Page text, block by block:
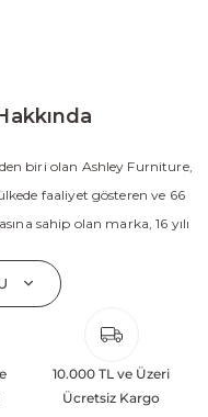
biri olan Ashley Furniture,
faaliyet gösteren ve 66
sahip olan marka, 16 yılı
home ofis ve ev dekorasyon
ürün kategorisinde geniş bir
koltuklar, yataklar, bahçe
ürün yelpazesini sürekli
sayesinde dünya
10.000 TL ve Üzeri
Ücretsiz Kargo